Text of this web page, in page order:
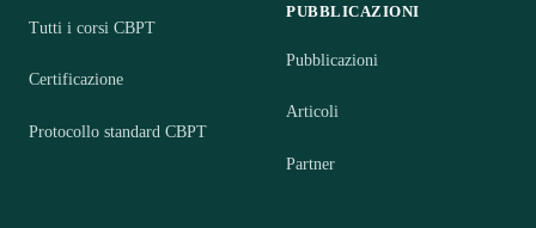
Tutti i corsi CBPT
Certificazione
Protocollo standard CBPT
PUBBLICAZIONI
Pubblicazioni
Articoli
Partner